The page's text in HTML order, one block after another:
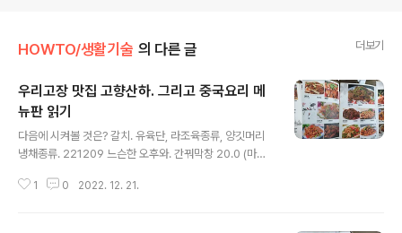
HOWTO/생활기술 의 다른 글 더보기
우리고장 맛집 고향산하. 그리고 중국요리 메
뉴판 읽기
다음에 시켜볼 것은? 갈치. 유육단, 라조육종류, 양깃머리
냉채종류. 221209 느슨한 오후와. 간꿔막창 20.0 (마라
운 삼겹살 간장조림. 짜다. ★★★) 밥반찬일세? 명태위
1 0 2022. 12. 21.